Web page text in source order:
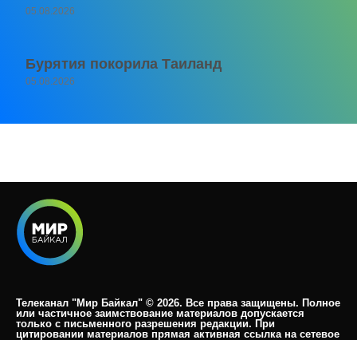
05.08.2026
Бурятия покорила Таиланд
05.08.2026
Телеканал "Мир Байкал" © 2026. Все права защищены. Полное
или частичное заимствование материалов допускается
только с письменного разрешения редакции. При
цитировании материалов прямая активная ссылка на сетевое